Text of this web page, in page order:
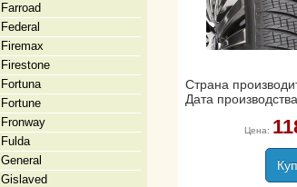
Farroad
Federal
Firemax
Firestone
Fortuna
Fortune
Fronway
Fulda
General
Gislaved
Страна
Дата
Цена: